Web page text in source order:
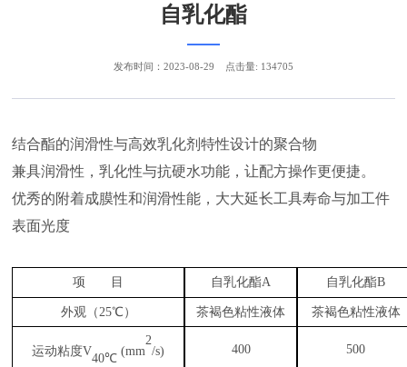
自乳化酯
结合酯的润滑性与高效乳化剂特性设计的聚合物
兼具润滑性，乳化性与抗硬水功能，让配方操作更便捷。
优秀的附着成膜性和润滑性能，大大延长工具寿命与加工件
表面光度
项 目 自乳化酯A 自乳化酯B
外观（25℃） 茶褐色粘性液体 茶褐色粘性液体
运动粘度V
40℃
(mm
2
/s) 400 500